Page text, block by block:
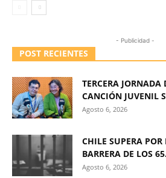
- Publicidad -
POST RECIENTES
TERCERA JORNADA
CANCIÓN JUVENIL
Agosto 6, 2026
CHILE SUPERA
BARRERA DE LOS
Agosto 6, 2026